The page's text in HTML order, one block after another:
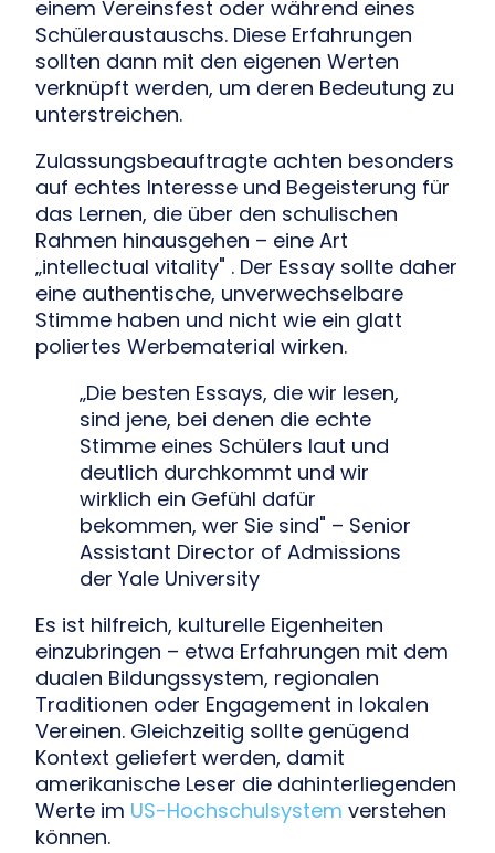
einem Vereinsfest oder während eines
Schüleraustauschs. Diese Erfahrungen
sollten dann mit den eigenen Werten
verknüpft werden, um deren Bedeutung zu
unterstreichen.
Zulassungsbeauftragte achten besonders
auf echtes Interesse und Begeisterung für
das Lernen, die über den schulischen
Rahmen hinausgehen – eine Art
„intellectual vitality" . Der Essay sollte daher
eine authentische, unverwechselbare
Stimme haben und nicht wie ein glatt
poliertes Werbematerial wirken.
„Die besten Essays, die wir lesen,
sind jene, bei denen die echte
Stimme eines Schülers laut und
deutlich durchkommt und wir
wirklich ein Gefühl dafür
bekommen, wer Sie sind" – Senior
Assistant Director of Admissions
der Yale University
Es ist hilfreich, kulturelle Eigenheiten
einzubringen – etwa Erfahrungen mit dem
dualen Bildungssystem, regionalen
Traditionen oder Engagement in lokalen
Vereinen. Gleichzeitig sollte genügend
Kontext geliefert werden, damit
amerikanische Leser die dahinterliegenden
Werte im US-Hochschulsystem verstehen
können.